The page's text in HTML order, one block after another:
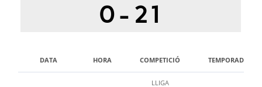
0- 21
DATA HORA COMPETICIÓ TEMPORADA
LLIGA